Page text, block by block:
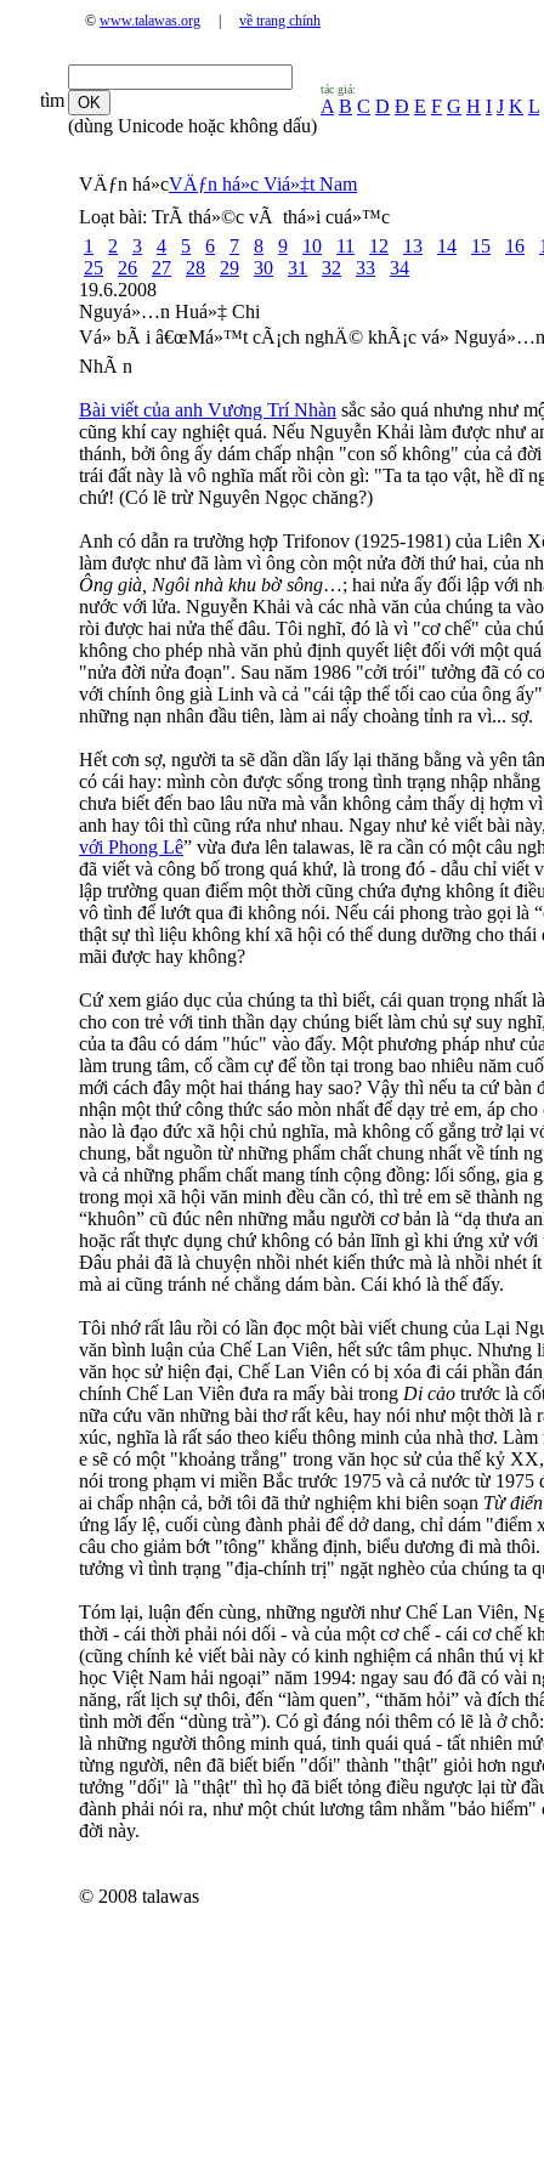
© www.talawas.org về trang chính
tìm
(dùng Unicode hoặc không dấu)
tác giả:
A B C D Đ E F G H I J K L
VÄƒn há»cVÄƒn há»c Viá»‡t Nam
Loạt bài: TrÃ­ thá»©c vÃ thá»i cuá»™c
1
2 3 4 5 6 7 8 9 10 11 12 13 14 15 16
25
26 27 28 29 30 31 32 33
34
19.6.2008
Nguyá»…n Huá»‡ Chi
Vá» bÃ i â€œMá»™t cÃ¡ch nghÄ© khÃ¡c vá»
NhÃ n
Bài viết của anh Vương Trí Nhàn sắc sảo quá nhưng như
cũng khí cay nghiệt quá. Nếu Nguyễn Khải làm được như
thánh, bởi ông ấy dám chấp nhận "con số không" của cả
trái đất này là vô nghĩa mất rồi còn gì: "Ta ta tạo vật, hề dĩ
chứ! (Có lẽ trừ Nguyên Ngọc chăng?)
Anh có dẫn ra trường hợp Trifonov (1925-1981) của Liên
làm được như đã làm vì ông còn một nửa đời thứ hai, của
Ông già, Ngôi nhà khu bờ sông…; hai nửa ấy đối lập với
nước với lửa. Nguyễn Khải và các nhà văn của chúng ta
ròi được hai nửa thế đâu. Tôi nghĩ, đó là vì "cơ chế" của
không cho phép nhà văn phủ định quyết liệt đối với một
"nửa đời nửa đoạn". Sau năm 1986 "cởi trói" tưởng đã có
với chính ông già Linh và cả "cái tập thể tối cao của ông
những nạn nhân đầu tiên, làm ai nấy choàng tỉnh ra vì... sợ.
Hết cơn sợ, người ta sẽ dần dần lấy lại thăng bằng và yên
có cái hay: mình còn được sống trong tình trạng nhập
chưa biết đến bao lâu nữa mà vẫn không cảm thấy dị hợm
anh hay tôi thì cũng rứa như nhau. Ngay như kẻ viết bài
với Phong Lê” vừa đưa lên talawas, lẽ ra cần có một câu
đã viết và công bố trong quá khứ, là trong đó - dẫu chỉ viết
lập trường quan điểm một thời cũng chứa đựng không ít
vô tình để lướt qua đi không nói. Nếu cái phong trào gọi là
thật sự thì liệu không khí xã hội có thể dung dưỡng cho
mãi được hay không?
Cứ xem giáo dục của chúng ta thì biết, cái quan trọng nhất
cho con trẻ với tinh thần dạy chúng biết làm chủ sự suy
của ta đâu có dám "húc" vào đấy. Một phương pháp như
làm trung tâm, cố cầm cự để tồn tại trong bao nhiêu năm
mới cách đây một hai tháng hay sao? Vậy thì nếu ta cứ
nhận một thứ công thức sáo mòn nhất để dạy trẻ em, áp
nào là đạo đức xã hội chủ nghĩa, mà không cố gắng trở lại
chung, bắt nguồn từ những phẩm chất chung nhất về tính
và cả những phẩm chất mang tính cộng đồng: lối sống, gia
trong mọi xã hội văn minh đều cần có, thì trẻ em sẽ thành
“khuôn” cũ đúc nên những mẫu người cơ bản là “dạ thưa
hoặc rất thực dụng chứ không có bản lĩnh gì khi ứng xử với
Đâu phải đã là chuyện nhồi nhét kiến thức mà là nhồi nhét
mà ai cũng tránh né chẳng dám bàn. Cái khó là thế đấy.
Tôi nhớ rất lâu rồi có lần đọc một bài viết chung của Lại
văn bình luận của Chế Lan Viên, hết sức tâm phục. Nhưng
văn học sử hiện đại, Chế Lan Viên có bị xóa đi cái phần
chính Chế Lan Viên đưa ra mấy bài trong Di cảo trước là
nữa cứu vãn những bài thơ rất kêu, hay nói như một thời là
xúc, nghĩa là rất sáo theo kiểu thông minh của nhà thơ.
e sẽ có một "khoảng trắng" trong văn học sử của thế kỷ
nói trong phạm vi miền Bắc trước 1975 và cả nước từ 1975
ai chấp nhận cả, bởi tôi đã thử nghiệm khi biên soạn Từ
ứng lấy lệ, cuối cùng đành phải để dở dang, chỉ dám "điểm
câu cho giảm bớt "tông" khẳng định, biểu dương đi mà
tưởng vì tình trạng "địa-chính trị" ngặt nghèo của chúng ta
Tóm lại, luận đến cùng, những người như Chế Lan Viên,
thời - cái thời phải nói dối - và của một cơ chế - cái cơ chế
(cũng chính kẻ viết bài này có kinh nghiệm cá nhân thú vị
học Việt Nam hải ngoại” năm 1994: ngay sau đó đã có vài
năng, rất lịch sự thôi, đến “làm quen”, “thăm hỏi” và đích
tình mời đến “dùng trà”). Có gì đáng nói thêm có lẽ là ở
là những người thông minh quá, tinh quái quá - tất nhiên
từng người, nên đã biết biến "dối" thành "thật" giỏi hơn
tưởng "dối" là "thật" thì họ đã biết tỏng điều ngược lại từ
đành phải nói ra, như một chút lương tâm nhằm "bảo hiểm"
đời này.
© 2008 talawas